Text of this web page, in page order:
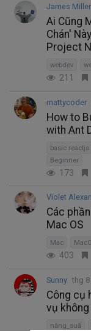
James Miller
Ai Cũng
Chán'
Project
webdev
211
mattycoder
How to
with Ant
basic reactjs
Beginner
173
Violet
Các
Mac OS
Mac
403
Sunny thg 8
Công cụ
vụ
năng_suấ